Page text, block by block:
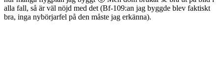
alla fall, så är väl nöjd med det (Bf-109:an jag byggde blev faktiskt
bra, inga nybörjarfel på den måste jag erkänna).